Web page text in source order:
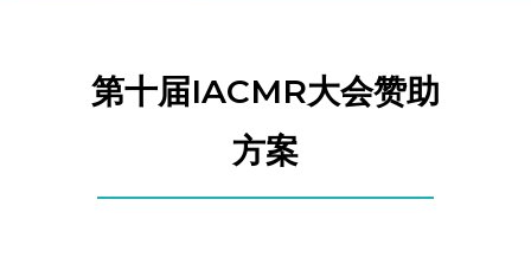
第十届IACMR大会赞助
方案